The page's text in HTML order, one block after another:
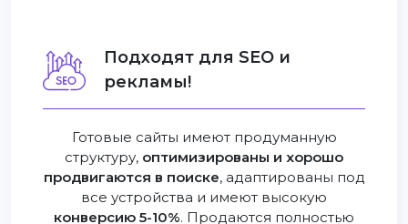
Подходят для SEO и
рекламы!
Готовые сайты имеют продуманную
структуру, оптимизированы и хорошо
продвигаются в поиске, адаптированы под
все устройства и имеют высокую
конверсию 5-10%. Продаются полностью